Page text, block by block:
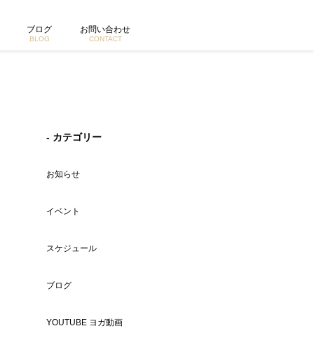
ブログ
BLOG
お問い合わせ
CONTACT
- カテゴリー
お知らせ
イベント
スケジュール
ブログ
YOUTUBE ヨガ動画